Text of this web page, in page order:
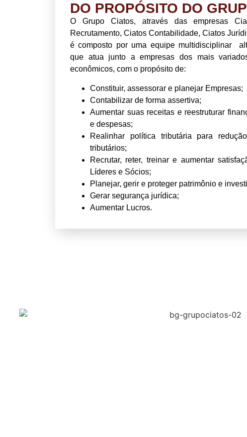
DO PROPÓSITO DO
O Grupo Ciatos, através das empresas
Recrutamento, Ciatos Contabilidade, Ciatos
é composto por uma equipe multidisciplinar
que atua junto a empresas dos mais
econômicos, com o propósito de:
Constituir, assessorar e planejar Empresas;
Contabilizar de forma assertiva;
Aumentar suas receitas e reestruturar
e despesas;
Realinhar política tributária para
tributários;
Recrutar, reter, treinar e aumentar
Líderes e Sócios;
Planejar, gerir e proteger patrimônio e
Gerar segurança jurídica;
Aumentar Lucros.